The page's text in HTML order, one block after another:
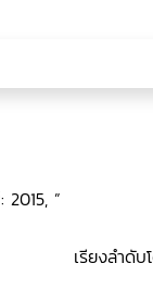
”
เรียงลำดับ